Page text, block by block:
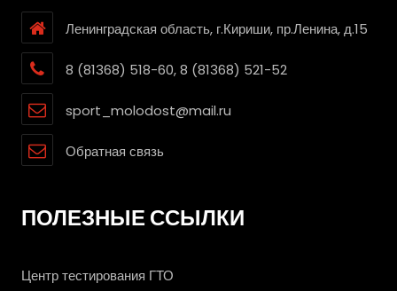
Ленинградская область, г.Кириши, пр.Ленина, д.15
8 (81368) 518-60, 8 (81368) 521-52
sport_molodost@mail.ru
Обратная связь
ПОЛЕЗНЫЕ ССЫЛКИ
Центр тестирования ГТО